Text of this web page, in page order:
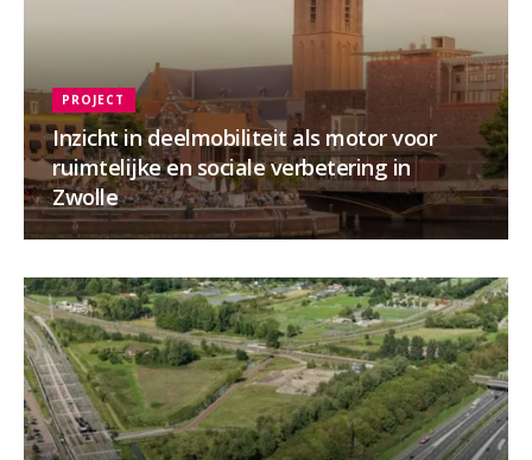
Inzicht in deelmobiliteit als motor voor
ruimtelijke en sociale verbetering in
Zwolle
PROJECT